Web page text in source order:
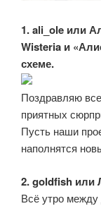
1. ali_ole или
Wisteria и
схеме.
Поздравляю
приятных
Пусть наши
наполнятся
2. goldfish или
Всё утро